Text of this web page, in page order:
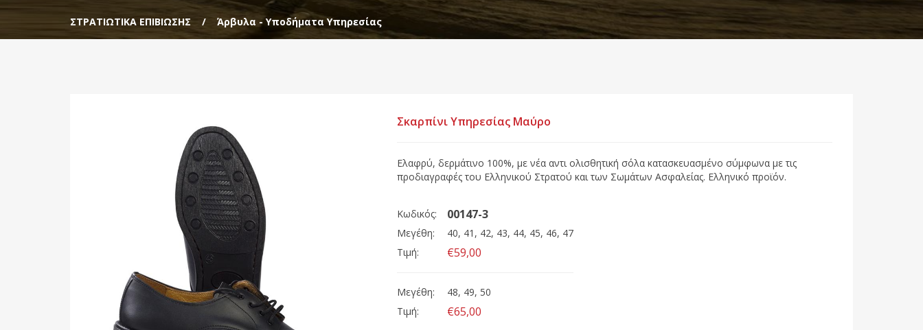
ΣΤΡΑΤΙΩΤΙΚΑ ΕΠΙΒΙΩΣΗΣ Άρβυλα - Υποδήματα Υπηρεσίας
Σκαρπίνι Υπηρεσίας Mαύρο
Ελαφρύ, δερμάτινο 100%, με νέα αντι ολισθητική σόλα κατασκευασμένο σύμφωνα με τις
προδιαγραφές του Ελληνικού Στρατού και των Σωμάτων Ασφαλείας. Ελληνικό προϊόν.
Κωδικός: 00147-3
Μεγέθη:
40, 41, 42, 43, 44, 45, 46, 47
Τιμή:
€59,00
Μεγέθη:
48, 49, 50
Τιμή:
€65,00